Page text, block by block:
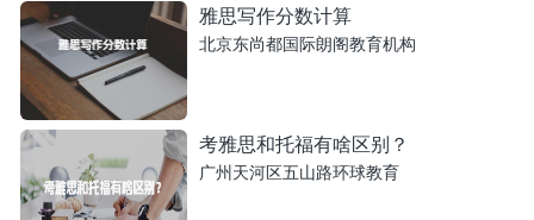
雅思写作分数计算
北京东尚都国际朗阁教育机构
考雅思和托福有啥区别？
广州天河区五山路环球教育